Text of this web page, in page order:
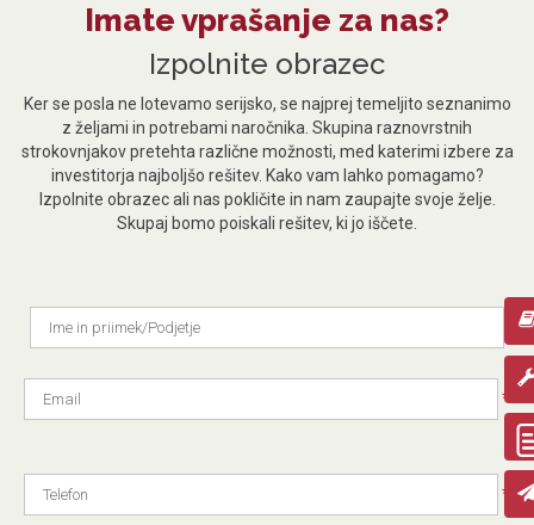
Imate vprašanje za nas?
Izpolnite obrazec
Ker se posla ne lotevamo serijsko, se najprej temeljito seznanimo
z željami in potrebami naročnika. Skupina raznovrstnih
strokovnjakov pretehta različne možnosti, med katerimi izbere za
investitorja najboljšo rešitev. Kako vam lahko pomagamo?
Izpolnite obrazec ali nas pokličite in nam zaupajte svoje želje.
Skupaj bomo poiskali rešitev, ki jo iščete.
*
*